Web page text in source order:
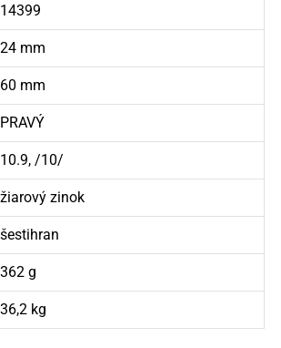
14399
24 mm
60 mm
PRAVÝ
10.9, /10/
žiarový zinok
šestihran
362 g
36,2 kg